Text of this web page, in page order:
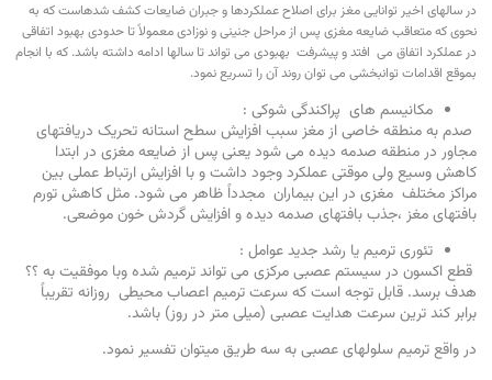
در سالهای اخیر توانایی مغز برای اصلاح عملکردها و جبران ضایعات کشف شدهاست که به
نحوی که متعاقب ضایعه مغزی پس از مراحل جنینی و نوزادی معمولاً تا حدودی بهبود اتفاقی
در عملکرد اتفاق می افتد و پیشرفت بهبودی می تواند تا سالها ادامه داشته باشد. که با انجام
بموقع اقدامات توانبخشی می توان روند آن را تسریع نمود.
مکانیسم های پراکندگی شوکی :
صدم به منطقه خاصی از مغز سبب افزایش سطح استانه تحریک دریافتهای
مجاور در منطقه صدمه دیده می شود یعنی پس از ضایعه مغزی در ابتدا
کاهش وسیع ولی موقتی عملکرد وجود داشت و با افزایش ارتباط عملی بین
مراکز مختلف مغزی در این بیماران مجدداً ظاهر می شود. مثل کاهش تورم
بافتهای مغز ،‌جذب بافتهای صدمه دیده و افزایش گردش خون موضعی.
تئوری ترمیم یا رشد جدید عوامل :
قطع اکسون در سیستم عصبی مرکزی می تواند ترمیم شده وبا موفقیت به ؟؟
هدف برسد. قابل توجه است که سرعت ترمیم اعصاب محیطی روزانه تقریباً
برابر کند ترین سرعت هدایت عصبی (میلی متر در روز) باشد.
در واقع ترمیم سلولهای عصبی به سه طریق میتوان تفسیر نمود.